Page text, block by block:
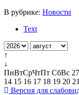
В рубрике: Новости
Text
↑
↓
ПнВтСрЧтПт СбВс 27
14 15 16 17 18 19 20 21
Версия для